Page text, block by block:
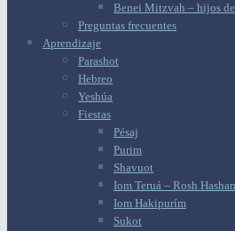
Benei Mitzvah – hijos
Preguntas frecuentes
Aprendizaje
Parashot
Hebreo
Yeshúa
Fiestas
Pésaj
Purim
Shavuot
Iom Teruá – Rosh
Iom Hakipurím
Sukot